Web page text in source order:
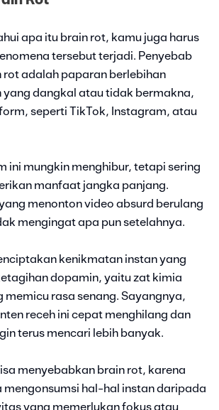
apa itu brain rot, kamu juga harus
tersebut terjadi. Penyebab
rot adalah paparan berlebihan
yang dangkal atau tidak bermakna,
seperti TikTok, Instagram, atau
ini mungkin menghibur, tetapi sering
manfaat jangka panjang.
menonton video absurd berulang
mengingat apa pun setelahnya.
kenikmatan instan yang
dopamin, yaitu zat kimia
memicu rasa senang. Sayangnya,
receh ini cepat menghilang dan
terus mencari lebih banyak.
menyebabkan brain rot, karena
mengonsumsi hal-hal instan daripada
yang memerlukan fokus atau